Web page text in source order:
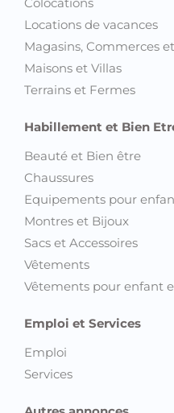
Locations de vacances
Magasins, Commerces
Maisons et Villas
Terrains et Fermes
Habillement et Bien
Beauté et Bien être
Chaussures
Equipements pour
Montres et Bijoux
Sacs et Accessoires
Vêtements
Vêtements pour enfant
Emploi et Services
Emploi
Services